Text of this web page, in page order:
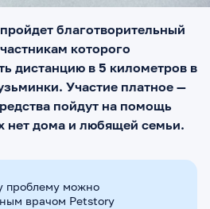
благотворительный
которого
дистанцию в 5 километров в
Участие платное —
пойдут на помощь
нет дома и любящей семьи.
проблему можно
врачом Petstory